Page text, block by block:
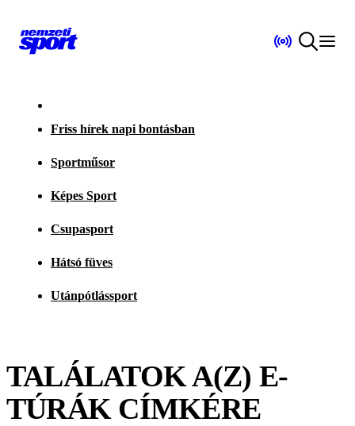
Friss hírek napi bontásban
Sportműsor
Képes Sport
Csupasport
Hátsó füves
Utánpótlássport
TALÁLATOK A(Z) E-
TÚRÁKCÍMKÉRE